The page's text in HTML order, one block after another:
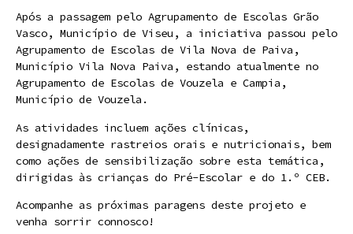
Após a passagem pelo Agrupamento de Escolas Grão
Vasco, Município de Viseu, a iniciativa passou pelo
Agrupamento de Escolas de Vila Nova de Paiva,
Município Vila Nova Paiva, estando atualmente no
Agrupamento de Escolas de Vouzela e Campia,
Município de Vouzela.
As atividades incluem ações clínicas,
designadamente rastreios orais e nutricionais, bem
como ações de sensibilização sobre esta temática,
dirigidas às crianças do Pré-Escolar e do 1.º CEB.
Acompanhe as próximas paragens deste projeto e
venha sorrir connosco!